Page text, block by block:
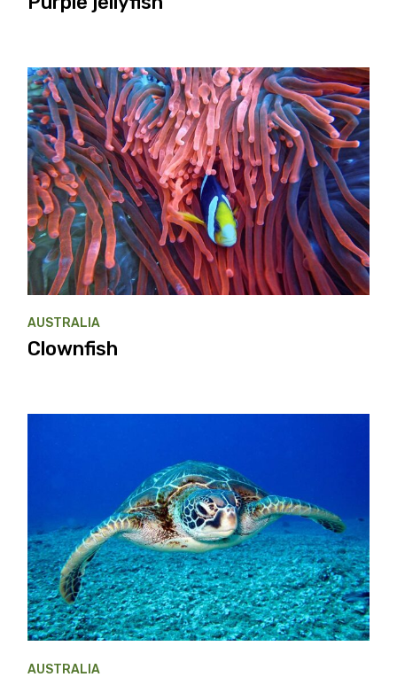
AUSTRALIA
Clownfish
AUSTRALIA